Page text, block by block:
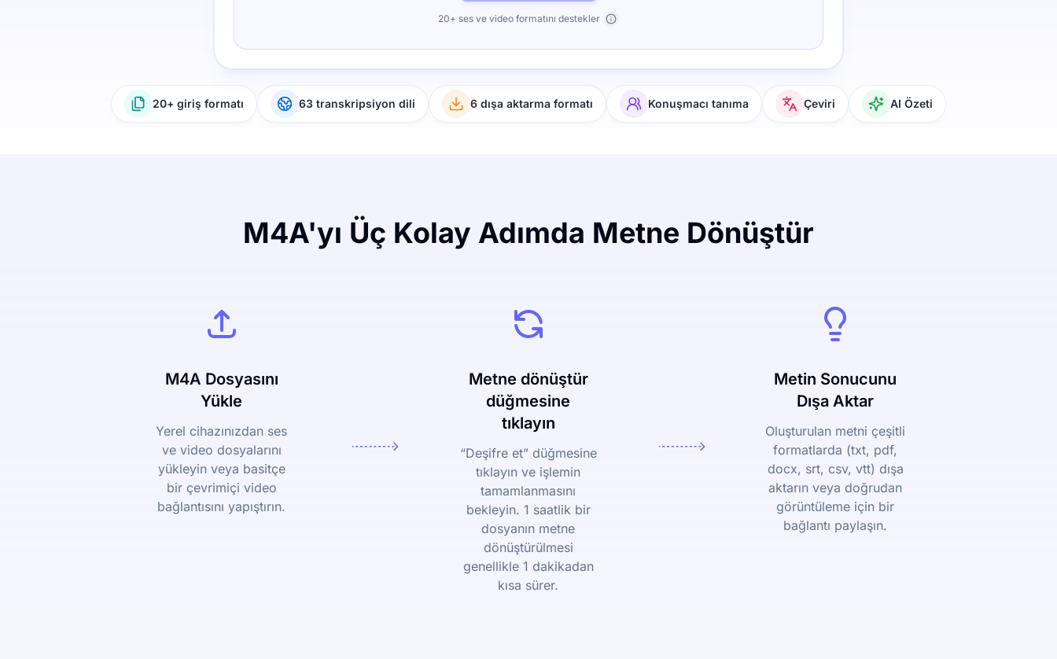
20+ ses ve video formatını destekler
20+ giriş formatı 63 transkripsiyon dili 6 dışa aktarma formatı Konuşmacı tanıma Çeviri AI Özeti
M4A'yı Üç Kolay Adımda Metne Dönüştür
M4A Dosyasını
Yükle
Yerel cihazınızdan ses
ve video dosyalarını
yükleyin veya basitçe
bir çevrimiçi video
bağlantısını yapıştırın.
Metne dönüştür
düğmesine
tıklayın
“Deşifre et” düğmesine
tıklayın ve işlemin
tamamlanmasını
bekleyin. 1 saatlik bir
dosyanın metne
dönüştürülmesi
genellikle 1 dakikadan
kısa sürer.
Metin Sonucunu
Dışa Aktar
Oluşturulan metni çeşitli
formatlarda (txt, pdf,
docx, srt, csv, vtt) dışa
aktarın veya doğrudan
görüntüleme için bir
bağlantı paylaşın.